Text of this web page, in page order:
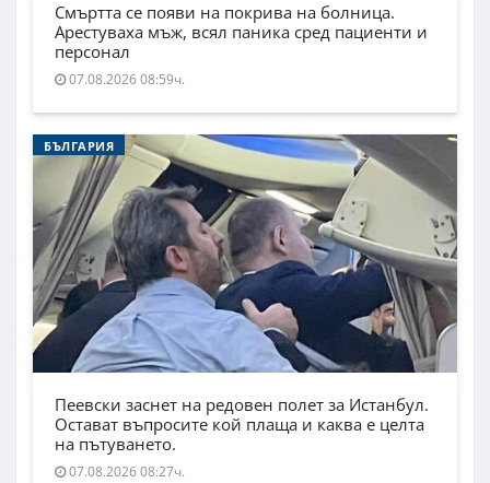
Смъртта се появи на покрива на болница.
Арестуваха мъж, всял паника сред пациенти и
персонал
07.08.2026 08:59ч.
БЪЛГАРИЯ
Пеевски заснет на редовен полет за Истанбул.
Остават въпросите кой плаща и каква е целта
на пътуването.
07.08.2026 08:27ч.